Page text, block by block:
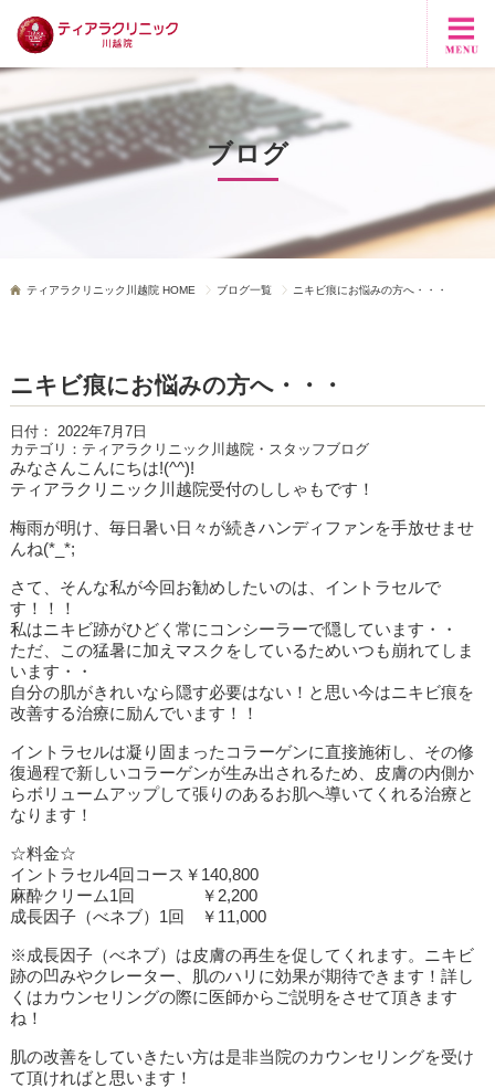
ブログ
ティアラクリニック川越院 HOME ブログ一覧 ニキビ痕にお悩みの方へ・・・
ニキビ痕にお悩みの方へ・・・
日付： 2022年7月7日
カテゴリ： ティアラクリニック川越院・スタッフブログ
みなさんこんにちは!(^^)!
ティアラクリニック川越院受付のししゃもです！
梅雨が明け、毎日暑い日々が続きハンディファンを手放せませ
んね(*_*;
さて、そんな私が今回お勧めしたいのは、 イントラセルで
す！！！
私はニキビ跡がひどく常にコンシーラーで隠しています・・
ただ、この猛暑に加えマスクをしているためいつも崩れてしま
います・・
自分の肌がきれいなら隠す必要はない！と思い今はニキビ痕を
改善する治療に励んでいます！！
イントラセルは凝り固まったコラーゲンに直接施術し、その修
復過程で新しいコラーゲンが生み出されるため、皮膚の内側か
らボリュームアップして張りのあるお肌へ導いてくれる治療と
なります！
☆料金☆
イントラセル4回コース￥ 140,800
麻酔クリーム1回 ￥ 2,200
成長因子（べネブ） 1回 ￥ 11,000
※成長因子（べネブ）は皮膚の再生を促してくれます。ニキビ
跡の凹みやクレーター、肌のハリに効果が期待できます！詳し
くはカウンセリングの際に医師からご説明をさせて頂きます
ね！
肌の改善をしていきたい方は是非当院のカウンセリングを受け
て頂ければと思います！